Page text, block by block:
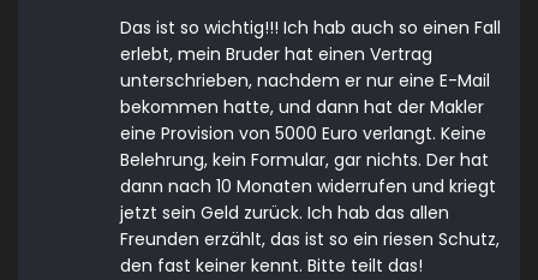
Das ist so wichtig!!! Ich hab auch so einen Fall
erlebt, mein Bruder hat einen Vertrag
unterschrieben, nachdem er nur eine E-Mail
bekommen hatte, und dann hat der Makler
eine Provision von 5000 Euro verlangt. Keine
Belehrung, kein Formular, gar nichts. Der hat
dann nach 10 Monaten widerrufen und kriegt
jetzt sein Geld zurück. Ich hab das allen
Freunden erzählt, das ist so ein riesen Schutz,
den fast keiner kennt. Bitte teilt das!